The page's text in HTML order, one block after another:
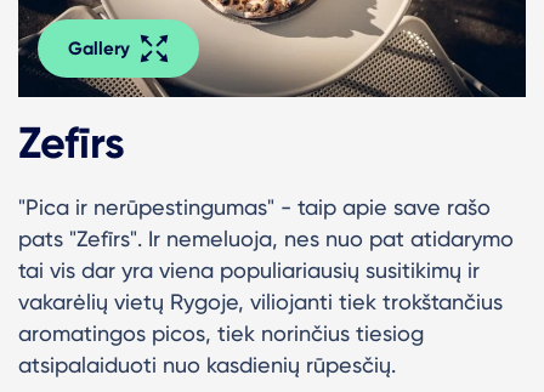
Gallery
Zefīrs
"Pica ir nerūpestingumas" - taip apie save rašo
pats "Zefīrs". Ir nemeluoja, nes nuo pat atidarymo
tai vis dar yra viena populiariausių susitikimų ir
vakarėlių vietų Rygoje, viliojanti tiek trokštančius
aromatingos picos, tiek norinčius tiesiog
atsipalaiduoti nuo kasdienių rūpesčių.